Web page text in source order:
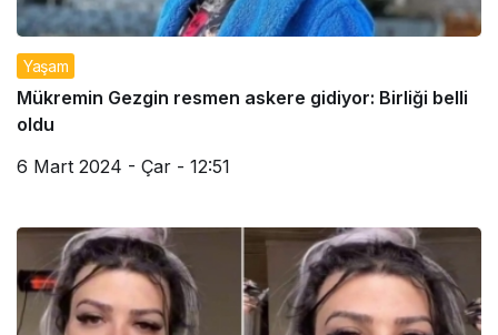
Yaşam
Mükremin Gezgin resmen askere gidiyor: Birliği belli
oldu
6 Mart 2024 - Çar - 12:51